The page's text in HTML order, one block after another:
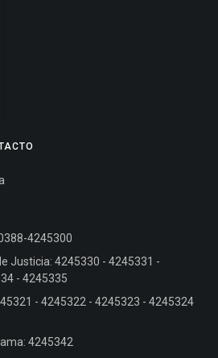
4245300
Justicia: 4245330 - 4245331 -
- 4245335
- 4245322 - 4245323 - 4245324
4245342